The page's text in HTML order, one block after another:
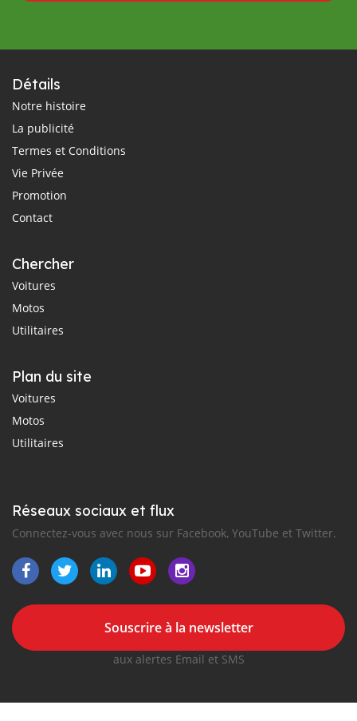
Détails
Notre histoire
La publicité
Termes et Conditions
Vie Privée
Promotion
Contact
Chercher
Voitures
Motos
Utilitaires
Plan du site
Voitures
Motos
Utilitaires
Réseaux sociaux et flux
Connectez-vous avec nous sur Facebook, YouTube et Twitter.
Souscrire à la newsletter
aux alertes Email et SMS